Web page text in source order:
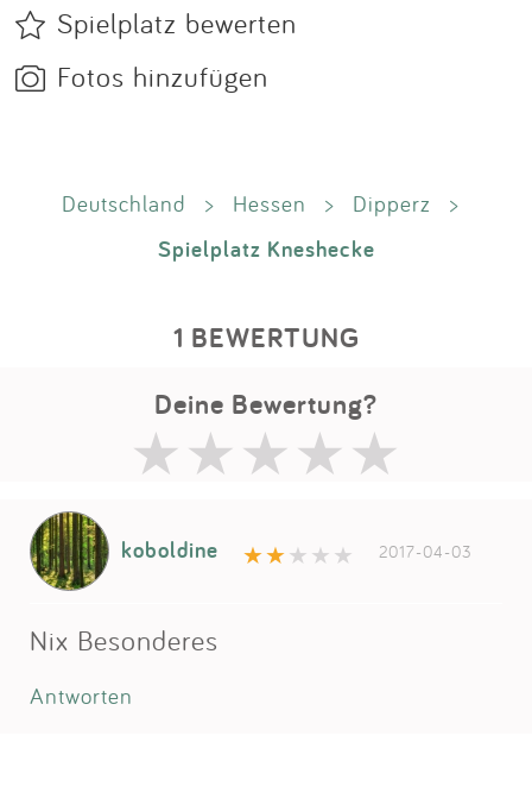
Spielplatz bewerten
Fotos hinzufügen
Deutschland > Hessen > Dipperz >
Spielplatz Kneshecke
1 BEWERTUNG
Deine Bewertung?
koboldine 2017-04-03
Nix Besonderes
Antworten